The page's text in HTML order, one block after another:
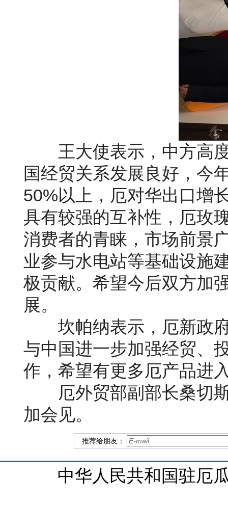
王大使表示，中方高
国经贸关系发展良好，今
50%以上，厄对华出口增
具有较强的互补性，厄玫
消费者的青睐，市场前景
业参与水电站等基础设施
极贡献。希望今后双方加
展。
坎帕纳表示，厄新政
与中国进一步加强经贸、
作，希望有更多厄产品进
厄外贸部副部长桑切
加会见。
推荐给朋友：
中华人民共和国驻厄